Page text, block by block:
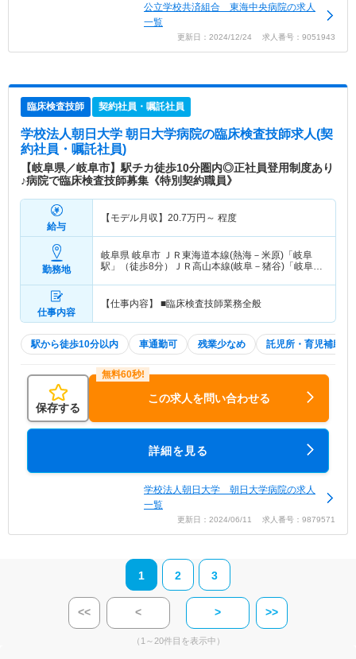
公立学校共済組合 東海中央病院の求人
一覧
更新日：2024/12/24 求人番号：9051943
臨床検査技師 契約社員・嘱託社員
学校法人朝日大学 朝日大学病院の臨床検査技師求人(契
約社員・嘱託社員)
【岐阜県／岐阜市】駅チカ徒歩10分圏内◎正社員登用制度あり
♪病院で臨床検査技師募集《特別契約職員》
給与
【モデル月収】 20.7万円～ 程度
勤務地
岐阜県 岐阜市 ＪＲ東海道本線(熱海－米原)「岐阜
駅」（徒歩8分）ＪＲ高山本線(岐阜－猪谷)「岐阜
仕事内容
【仕事内容】 ■臨床検査技師業務全般
駅から徒歩10分以内 車通勤可 残業少なめ 託児所・育児補助
保存する
この求人を問い合わせる
詳細を見る
学校法人朝日大学 朝日大学病院の求人
一覧
更新日：2024/06/11 求人番号：9879571
1 2 3
<< < > >>
（1～20件目を表示中）